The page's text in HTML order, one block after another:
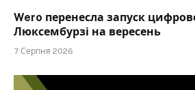
Wero перенесла запуск
Люксембурзі на вересень
7 Серпня 2026